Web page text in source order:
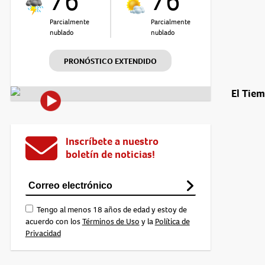
Parcialmente
nublado
Parcialmente
nublado
PRONÓSTICO EXTENDIDO
El
Inscríbete a nuestro
boletín de noticias!
Tengo al menos 18 años de edad y estoy de
acuerdo con losTérminos de Uso y la Política de
Privacidad